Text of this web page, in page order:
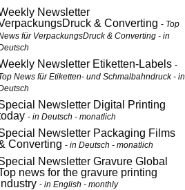
Newsletter
& Converting Top
für VerpackungsDruck & Converting - in
Newsletter Etiketten-Labels
News für Etiketten- und Schmalbahndruck - in
Newsletter Digital Printing
in Deutsch - monatlich
Newsletter Packaging Films
Converting in Deutsch - monatlich
Newsletter Gravure Global
news for the gravure printing
in English - monthly